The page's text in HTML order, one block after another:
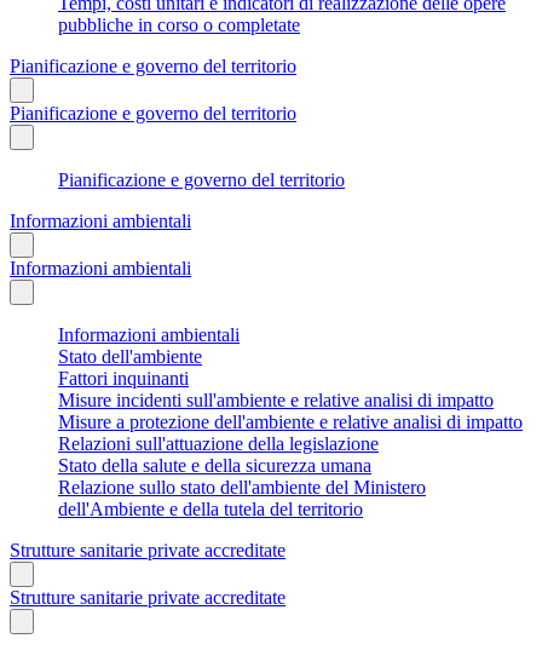
pubbliche in corso o completate
Pianificazione e governo del territorio
Pianificazione e governo del territorio
Pianificazione e governo del territorio
Informazioni ambientali
Informazioni ambientali
Informazioni ambientali
Stato dell'ambiente
Fattori inquinanti
Misure incidenti sull'ambiente e relative analisi di impatto
Misure a protezione dell'ambiente e relative analisi di impatto
Relazioni sull'attuazione della legislazione
Stato della salute e della sicurezza umana
Relazione sullo stato dell'ambiente del Ministero
dell'Ambiente e della tutela del territorio
Strutture sanitarie private accreditate
Strutture sanitarie private accreditate